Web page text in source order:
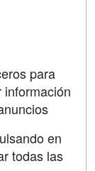
EN:
para
en
todas las